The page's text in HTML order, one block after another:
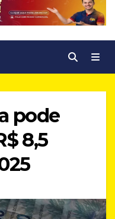
pode
8,5